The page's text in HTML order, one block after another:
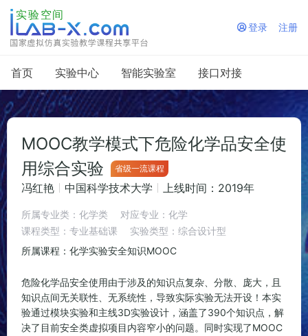
注册
登录
首页 实验中心 智能实验室 接口对接
MOOC教学模式下危险化学品安全使
用综合实验
省级一流课程
冯红艳 中国科学技术大学 上线时间：2019年
所属专业类：化学类
对应专业：化学
课程类型：专业基础课
实验类型：综合设计型
所属课程：化学实验安全知识MOOC
危险化学品安全使用由于涉及的知识点复杂、分散、庞大，且
知识点间无关联性、无系统性，导致实际实验无法开设！本实
验通过模块实验和主线3D实验设计，涵盖了390个知识点，解
决了目前安全类虚拟项目内容窄小的问题。同时实现了MOOC